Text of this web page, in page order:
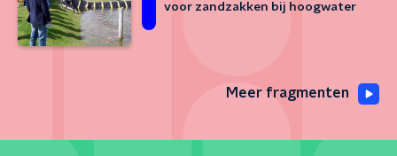
voor zandzakken bij hoogwater
Meer fragmenten